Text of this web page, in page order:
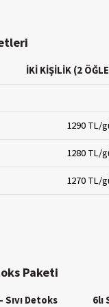
İKİ KİŞİLİK (2
1290 TL/
1280 TL/
1270 TL/
Paketi
Sıvı Detoks
6lı